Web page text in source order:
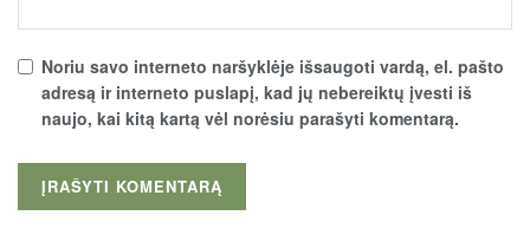
Noriu savo interneto naršyklėje išsaugoti vardą, el. pašto
adresą ir interneto puslapį, kad jų nebereiktų įvesti iš
naujo, kai kitą kartą vėl norėsiu parašyti komentarą.